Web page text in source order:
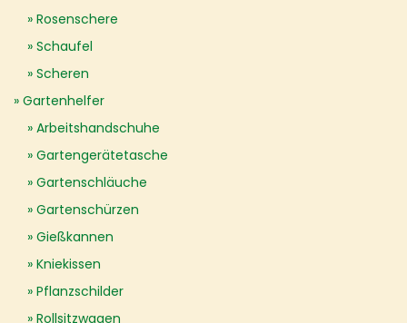
Rosenschere
Schaufel
Scheren
Gartenhelfer
Arbeitshandschuhe
Gartengerätetasche
Gartenschläuche
Gartenschürzen
Gießkannen
Kniekissen
Pflanzschilder
Rollsitzwagen